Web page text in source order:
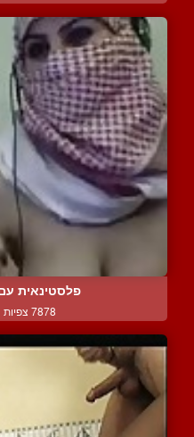
פלסטינאית
7878 צפיות